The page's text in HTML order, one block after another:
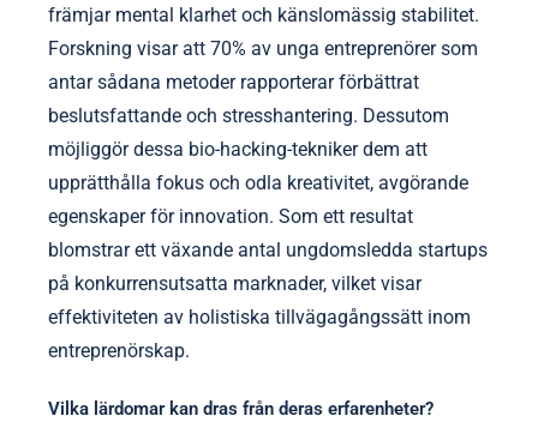
främjar mental klarhet och känslomässig stabilitet.
Forskning visar att 70% av unga entreprenörer som
antar sådana metoder rapporterar förbättrat
beslutsfattande och stresshantering. Dessutom
möjliggör dessa bio-hacking-tekniker dem att
upprätthålla fokus och odla kreativitet, avgörande
egenskaper för innovation. Som ett resultat
blomstrar ett växande antal ungdomsledda startups
på konkurrensutsatta marknader, vilket visar
effektiviteten av holistiska tillvägagångssätt inom
entreprenörskap.
Vilka lärdomar kan dras från deras erfarenheter?